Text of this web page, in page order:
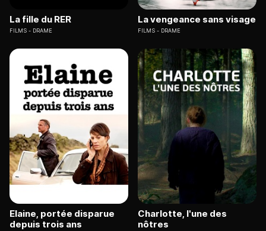
La fille du RER
FILMS DRAME
La vengeance sans visage
FILMS DRAME
Elaine, portée disparue
depuis trois ans
Charlotte, l'une des
nôtres